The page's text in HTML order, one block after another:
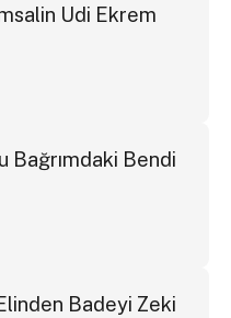
Udi Ekrem
Bağrımdaki Bendi
Badeyi Zeki